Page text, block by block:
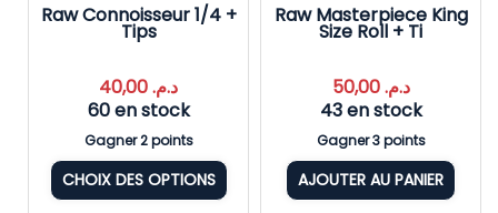
Raw Connoisseur 1/4 +
Tips
د.م.
60 en stock
Gagner 2 points
CHOIX DES OPTIONS
Raw Masterpiece King
Size Roll + Ti
د.م.50,00
43 en stock
Gagner 3 points
AJOUTER AU PANIER